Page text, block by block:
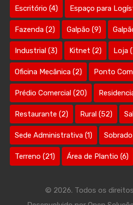
Escritório (4) Espaço para
Fazenda (2) Galpão (9)
Industrial (3) Kitnet (2) Loja
Oficina Mecânica (2) Ponto
Prédio Comercial (20)
Restaurante (2) Rural (52)
Sede Administrativa (1) Sobrado
Terreno (21) Área de Plantio (6)
© 2026. Todos os